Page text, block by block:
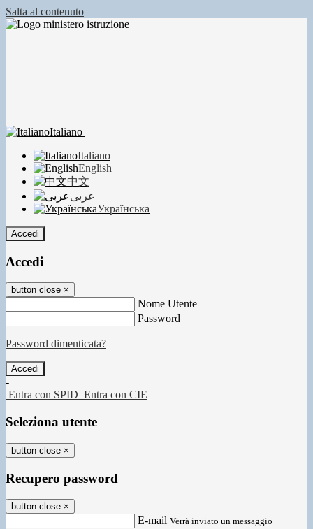
Salta al contenuto
Italiano
Italiano
English
中文
عربى
Українська
Accedi
Accedi
button close ×
Nome Utente
Password
Password dimenticata?
-
Entra con SPID Entra con CIE
Seleziona utente
button close ×
Recupero password
button close ×
E-mail Verrà inviato un messaggio